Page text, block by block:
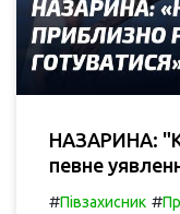
НАЗАРИНА:
певне
#Півзахисник #